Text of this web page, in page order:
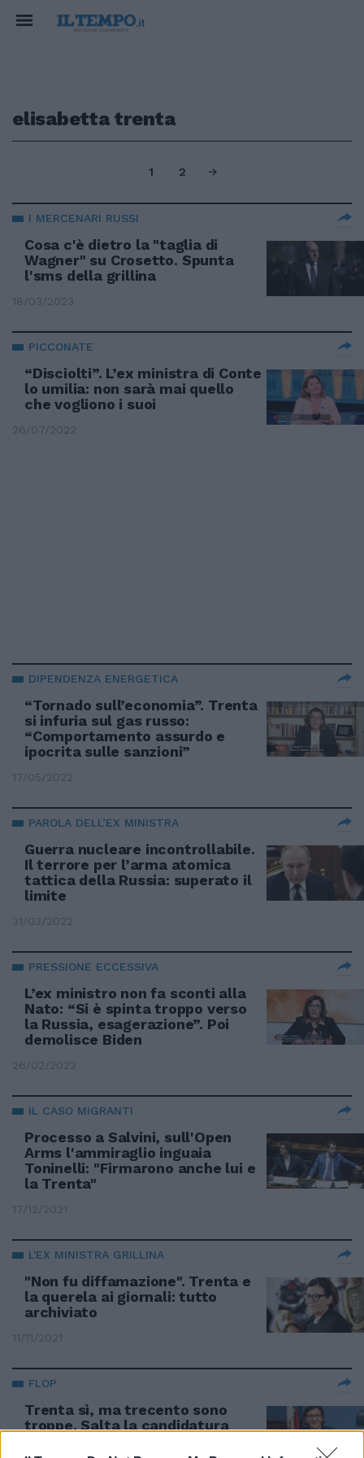
elisabetta trenta
1 2
I MERCENARI RUSSI
Cosa c'è dietro la "taglia di
Wagner" su Crosetto. Spunta
l'sms della grillina
18/03/2023
PICCONATE
“Disciolti”. L’ex ministra di Conte
lo umilia: non sarà mai quello
che vogliono i suoi
26/07/2022
DIPENDENZA ENERGETICA
“Tornado sull’economia”. Trenta
si infuria sul gas russo:
“Comportamento assurdo e
ipocrita sulle sanzioni”
17/05/2022
PAROLA DELL’EX MINISTRA
Guerra nucleare incontrollabile.
Il terrore per l’arma atomica
tattica della Russia: superato il
limite
31/03/2022
PRESSIONE ECCESSIVA
L’ex ministro non fa sconti alla
Nato: “Si è spinta troppo verso
la Russia, esagerazione”. Poi
demolisce Biden
26/02/2022
IL CASO MIGRANTI
Processo a Salvini, sull'Open
Arms l'ammiraglio inguaia
Toninelli: "Firmarono anche lui e
la Trenta"
17/12/2021
L'EX MINISTRA GRILLINA
"Non fu diffamazione". Trenta e
la querela ai giornali: tutto
archiviato
11/11/2021
FLOP
Trenta sì, ma trecento sono
troppe. Salta la candidatura